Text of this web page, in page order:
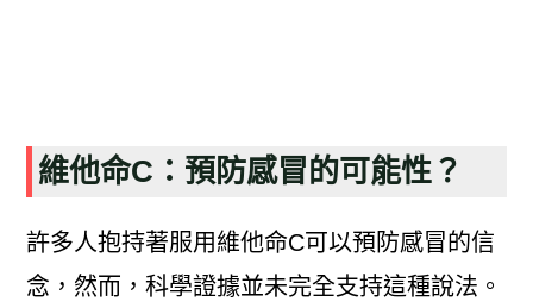
維他命C：預防感冒的可能性？
許多人抱持著服用維他命C可以預防感冒的信
念，然而，科學證據並未完全支持這種說法。